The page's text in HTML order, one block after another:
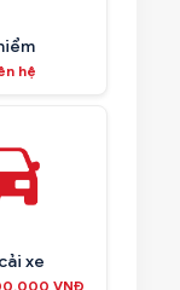
hệ
xe
VNĐ